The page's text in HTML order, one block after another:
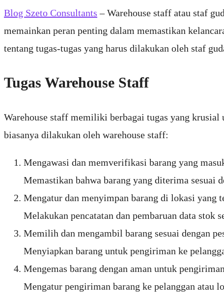
Blog Szeto Consultants – Warehouse staff atau staf
memainkan peran penting dalam memastikan
tentang tugas-tugas yang harus dilakukan oleh staf
Tugas Warehouse Staff
Warehouse staff memiliki berbagai tugas yang krusial
biasanya dilakukan oleh warehouse staff:
Mengawasi dan memverifikasi barang yang
Memastikan bahwa barang yang diterima sesuai
Mengatur dan menyimpan barang di lokasi yang
Melakukan pencatatan dan pembaruan data stok
Memilih dan mengambil barang sesuai dengan
Menyiapkan barang untuk pengiriman ke
Mengemas barang dengan aman untuk
Mengatur pengiriman barang ke pelanggan atau